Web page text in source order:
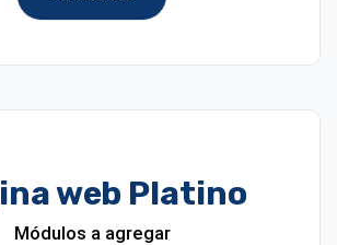
web Platino
Módulos a agregar